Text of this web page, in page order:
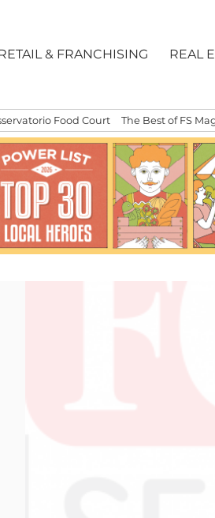
& FRANCHISING REAL
Food Court The Best of FS